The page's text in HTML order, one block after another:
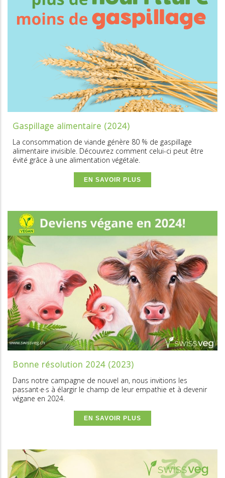
Gaspillage alimentaire (2024)
La consommation de viande génère 80 % de gaspillage
alimentaire invisible. Découvrez comment celui-ci peut être
évité grâce à une alimentation végétale.
EN SAVOIR PLUS
Bonne résolution 2024 (2023)
Dans notre campagne de nouvel an, nous invitions les
passant·e·s à élargir le champ de leur empathie et à devenir
végane en 2024.
EN SAVOIR PLUS